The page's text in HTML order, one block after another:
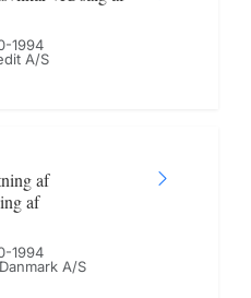
1994
A/S
af
af
1994
A/S